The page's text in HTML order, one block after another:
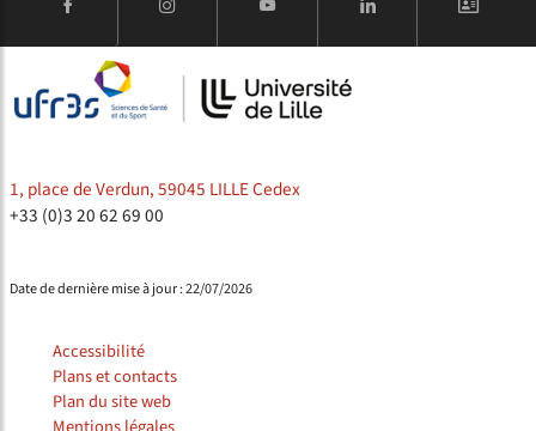
1, place de Verdun, 59045 LILLE Cedex
+33 (0)3 20 62 69 00
Date de dernière mise à jour : 22/07/2026
Accessibilité
Plans et contacts
Plan du site web